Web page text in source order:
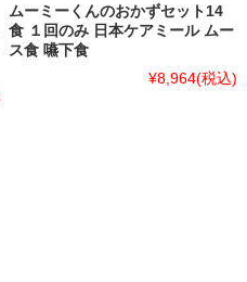
ムーミーくんのおかずセット14
食 １回のみ 日本ケアミール ムー
ス食 嚥下食
¥8,964(税込)